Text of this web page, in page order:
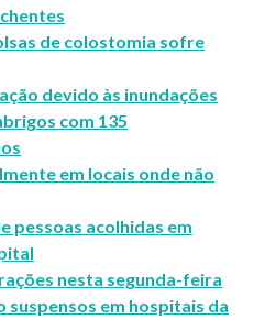
de colostomia sofre
devido às inundações
com 135
em locais onde não
pessoas acolhidas em
nesta segunda-feira
em hospitais da